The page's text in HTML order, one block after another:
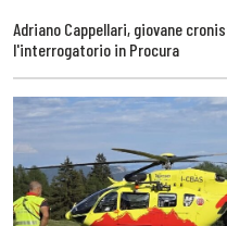
Adriano Cappellari, giovane
l'interrogatorio in Procura